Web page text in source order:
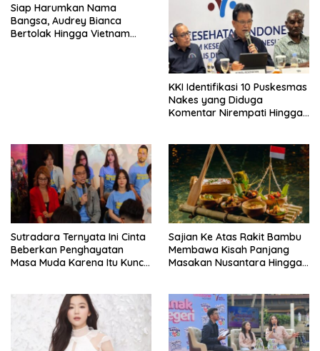
Siap Harumkan Nama
Bangsa, Audrey Bianca
Bertolak Hingga Vietnam
KKI Identifikasi 10 Puskesmas
Nakes yang Diduga
Komentar Nirempati Hingga
Sutradara Ternyata Ini Cinta
Beberkan Penghayatan
Masa Muda Karena Itu Kunci
Sajian Ke Atas Rakit Bambu
Membawa Kisah Panjang
Masakan Nusantara Hingga